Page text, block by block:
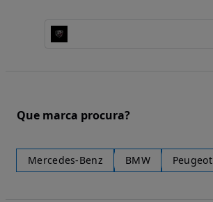
Que marca procura?
Mercedes-Benz BMW Peugeot